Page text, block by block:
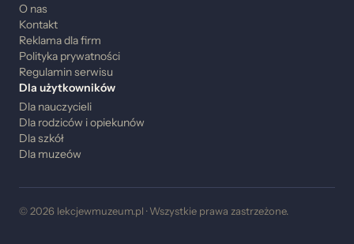
O nas
Kontakt
Reklama dla firm
Polityka prywatności
Regulamin serwisu
Dla użytkowników
Dla nauczycieli
Dla rodziców i opiekunów
Dla szkół
Dla muzeów
© 2026 lekcjewmuzeum.pl · Wszystkie prawa zastrzeżone.